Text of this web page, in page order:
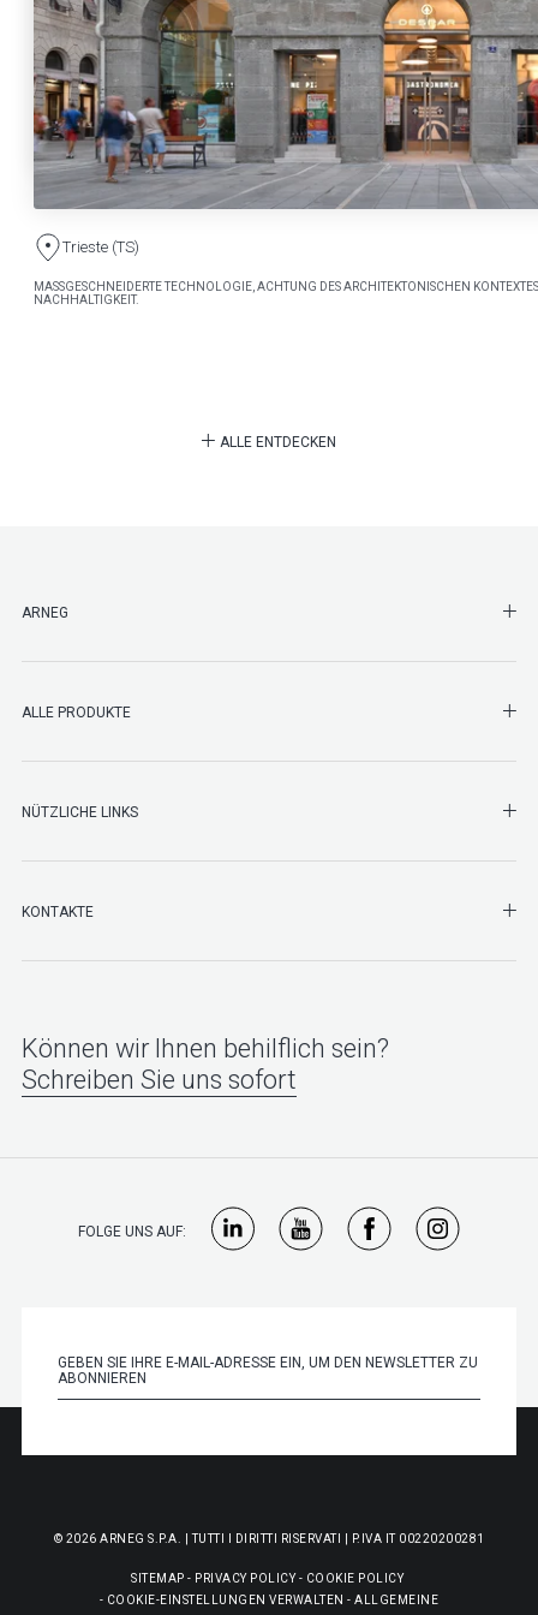
Trieste (TS)
MASSGESCHNEIDERTE TECHNOLOGIE, ACHTUNG DES ARCHITEKTONISCHEN
NACHHALTIGKEIT.
ALLE ENTDECKEN
ARNEG
ALLE PRODUKTE
NÜTZLICHE LINKS
KONTAKTE
Können wir Ihnen behilflich sein?
Schreiben Sie uns sofort
FOLGE UNS AUF:
© 2026 ARNEG S.P.A. | TUTTI I DIRITTI RISERVATI | P.IVA IT 00220200281
SITEMAP - PRIVACY POLICY- COOKIE POLICY
- COOKIE-EINSTELLUNGEN VERWALTEN -ALLGEMEINE